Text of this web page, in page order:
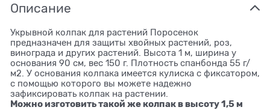
Описание
Укрывной колпак для растений Поросенок
предназначен для защиты хвойных растений, роз,
винограда и других растений. Высота 1 м, ширина у
основания 90 см, вес 150 г. Плотность спанбонда 55 г/
м2. У основания колпака имеется кулиска с фиксатором,
с помощью которого вы можете надежно
зафиксировать колпак на растении.
Можно изготовить такой же колпак в высоту 1,5 м